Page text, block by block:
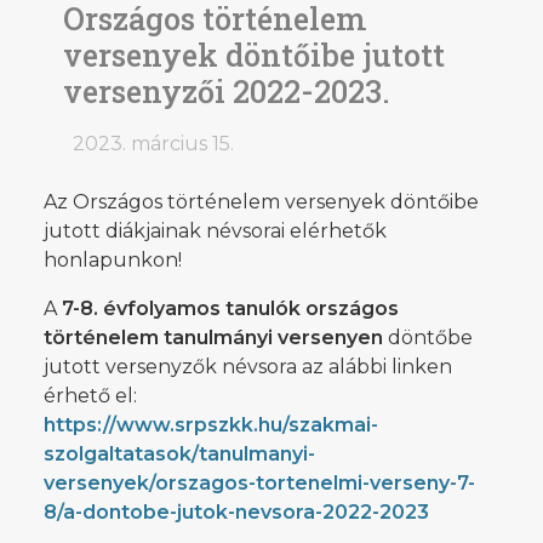
Országos történelem
versenyek döntőibe jutott
versenyzői 2022-2023.
2023. március 15.
Az Országos történelem versenyek döntőibe
jutott diákjainak névsorai elérhetők
honlapunkon!
A 7-8. évfolyamos tanulók országos
történelem tanulmányi versenyen döntőbe
jutott versenyzők névsora az alábbi linken
érhető el:
https://www.srpszkk.hu/szakmai-
szolgaltatasok/tanulmanyi-
versenyek/orszagos-tortenelmi-verseny-7-
8/a-dontobe-jutok-nevsora-2022-2023